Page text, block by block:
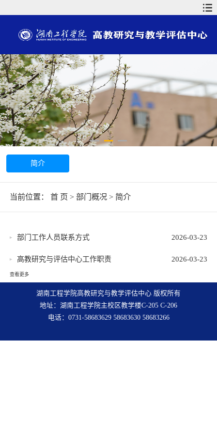
简介
当前位置： 首 页 > 部门概况 > 简介
2026-03-23
部门工作人员联系方式
2026-03-23
高教研究与评估中心工作职责
查看更多
湖南工程学院高教研究与教学评估中心 版权所有
地址：湖南工程学院主校区教学楼C-205 C-206
电话：0731-58683629 58683630 58683266